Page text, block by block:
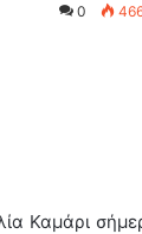
0
Καμάρι